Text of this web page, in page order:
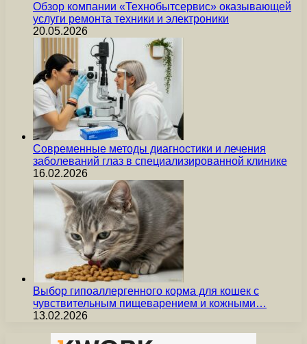
Обзор компании «Технобытсервис» оказывающей
услуги ремонта техники и электроники
20.05.2026
Современные методы диагностики и лечения
заболеваний глаз в специализированной клинике
16.02.2026
Выбор гипоаллергенного корма для кошек с
чувствительным пищеварением и кожными…
13.02.2026